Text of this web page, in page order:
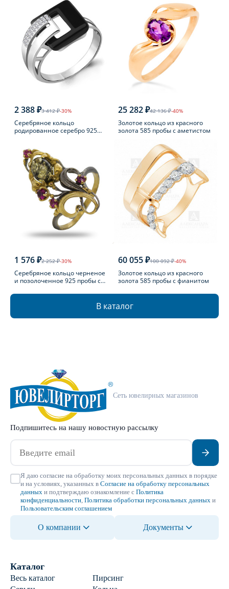
2 388 ₽3 412 ₽-30%
Серебряное кольцо
родированное серебро 925
25 282 ₽42 136 ₽-40%
Золотое кольцо из красного
золота 585 пробы с аметистом
1 576 ₽2 252 ₽-30%
Серебряное кольцо черненое
и позолоченное 925 пробы с
60 055 ₽100 092 ₽-40%
Золотое кольцо из красного
золота 585 пробы с фианитом
В каталог
Сеть ювелирных магазинов
Подпишитесь на нашу новостную рассылку
Я даю согласие на обработку моих персональных данных в порядке
и на условиях, указанных в Согласие на обработку персональных
данных и подтверждаю ознакомление с Политика
конфиденциальности Политика обработки персональных данных и
Пользовательским соглашением
О компании Документы
Каталог
Весь каталог
Пирсинг